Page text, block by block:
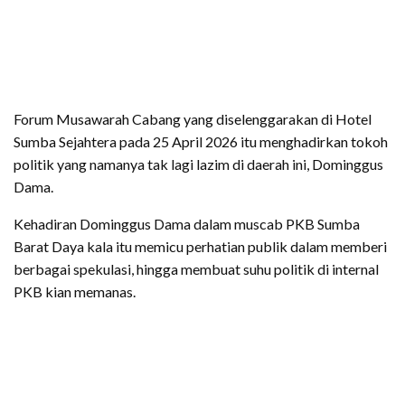
Forum Musawarah Cabang yang diselenggarakan di Hotel
Sumba Sejahtera pada 25 April 2026 itu menghadirkan tokoh
politik yang namanya tak lagi lazim di daerah ini, Dominggus
Dama.
Kehadiran Dominggus Dama dalam muscab PKB Sumba
Barat Daya kala itu memicu perhatian publik dalam memberi
berbagai spekulasi, hingga membuat suhu politik di internal
PKB kian memanas.